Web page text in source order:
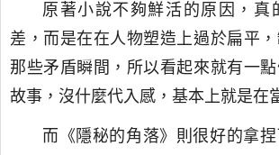
原著小說不夠鮮活的原因，真
差，而是在在人物塑造上過於扁平
那些矛盾瞬間，所以看起來就有一
故事，沒什麼代入感，基本上就是在
而《隱秘的角落》則很好的拿